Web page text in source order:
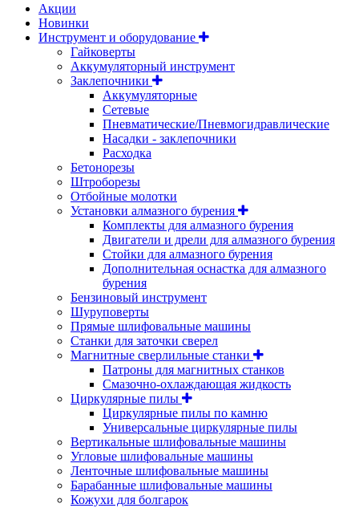
Акции
Новинки
Инструмент и оборудование
Гайковерты
Аккумуляторный инструмент
Заклепочники
Аккумуляторные
Сетевые
Пневматические/Пневмогидравлические
Насадки - заклепочники
Расходка
Бетонорезы
Штроборезы
Отбойные молотки
Установки алмазного бурения
Комплекты для алмазного бурения
Двигатели и дрели для алмазного бурения
Стойки для алмазного бурения
Дополнительная оснастка для алмазного
бурения
Бензиновый инструмент
Шуруповерты
Прямые шлифовальные машины
Станки для заточки сверел
Магнитные сверлильные станки
Патроны для магнитных станков
Смазочно-охлаждающая жидкость
Циркулярные пилы
Циркулярные пилы по камню
Универсальные циркулярные пилы
Вертикальные шлифовальные машины
Угловые шлифовальные машины
Ленточные шлифовальные машины
Барабанные шлифовальные машины
Кожухи для болгарок